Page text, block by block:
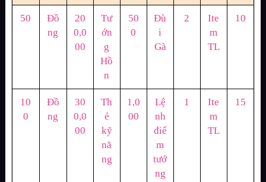
50
Đồ
ng
20
0,0
00
Tư
ớn
g
Hồ
n
50
0
Đù
i
Gà
2
Ite
m
TL
10
10
0
Đồ
ng
30
0,0
00
Th
ẻ
kỹ
nă
ng
1,0
00
Lệ
nh
điể
m
tướ
ng
1
Ite
m
TL
15